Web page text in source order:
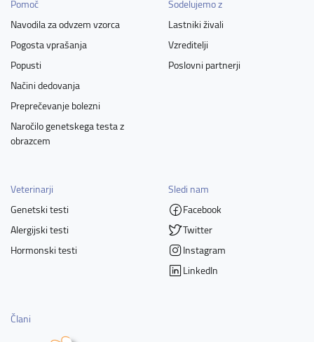
Pomoč
Navodila za odvzem vzorca
Pogosta vprašanja
Popusti
Načini dedovanja
Preprečevanje bolezni
Naročilo genetskega testa z
obrazcem
Sodelujemo z
Lastniki živali
Vzreditelji
Poslovni partnerji
Veterinarji
Genetski testi
Alergijski testi
Hormonski testi
Sledi nam
Facebook
Twitter
Instagram
LinkedIn
Člani